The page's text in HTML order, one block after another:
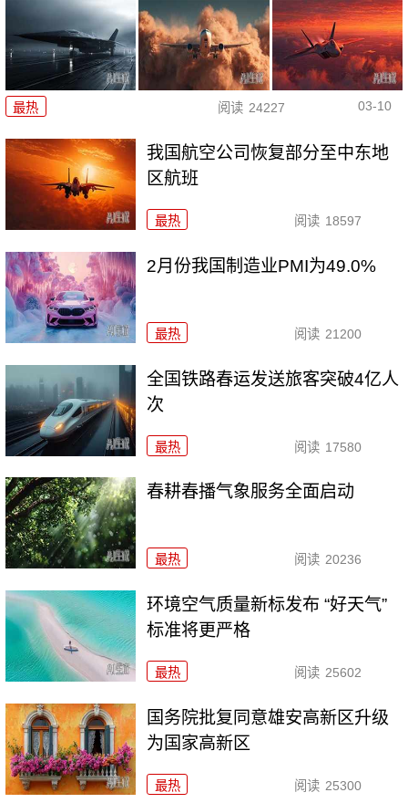
最热 阅读 24227 03-10
我国航空公司恢复部分至中东地
区航班
最热 阅读 18597
2月份我国制造业PMI为49.0%
最热 阅读 21200
全国铁路春运发送旅客突破4亿人
次
最热 阅读 17580
春耕春播气象服务全面启动
最热 阅读 20236
环境空气质量新标发布 “好天气”
标准将更严格
最热 阅读 25602
国务院批复同意雄安高新区升级
为国家高新区
最热 阅读 25300